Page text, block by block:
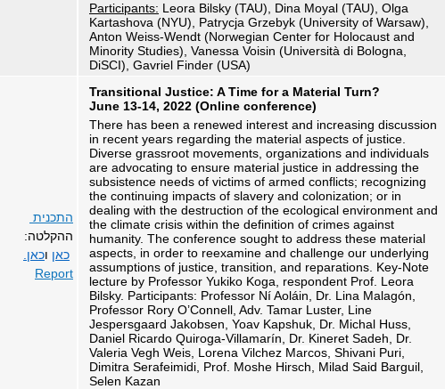
Participants: Leora Bilsky (TAU), Dina Moyal (TAU), Olga
Kartashova (NYU), Patrycja Grzebyk (University of Warsaw),
Anton Weiss-Wendt (Norwegian Center for Holocaust and
Minority Studies), Vanessa Voisin (Università di Bologna,
DiSCI), Gavriel Finder (USA)
Transitional Justice: A Time for a Material Turn?
June 13-14, 2022 (Online conference)
There has been a renewed interest and increasing discussion
in recent years regarding the material aspects of justice.
Diverse grassroot movements, organizations and individuals
are advocating to ensure material justice in addressing the
subsistence needs of victims of armed conflicts; recognizing
the continuing impacts of slavery and colonization; or in
dealing with the destruction of the ecological environment and
the climate crisis within the definition of crimes against
humanity. The conference sought to address these material
aspects, in order to reexamine and challenge our underlying
assumptions of justice, transition, and reparations. Key-Note
lecture by Professor Yukiko Koga, respondent Prof. Leora
Bilsky. Participants: Professor Ní Aoláin, Dr. Lina Malagón,
Professor Rory O’Connell, Adv. Tamar Luster, Line
Jespersgaard Jakobsen, Yoav Kapshuk, Dr. Michal Huss,
Daniel Ricardo Quiroga-Villamarín, Dr. Kineret Sadeh, Dr.
Valeria Vegh Weis, Lorena Vilchez Marcos, Shivani Puri,
Dimitra Serafeimidi, Prof. Moshe Hirsch, Milad Said Barguil,
Selen Kazan
התכנית
ההקלטה:
כאן וכאן.
Report